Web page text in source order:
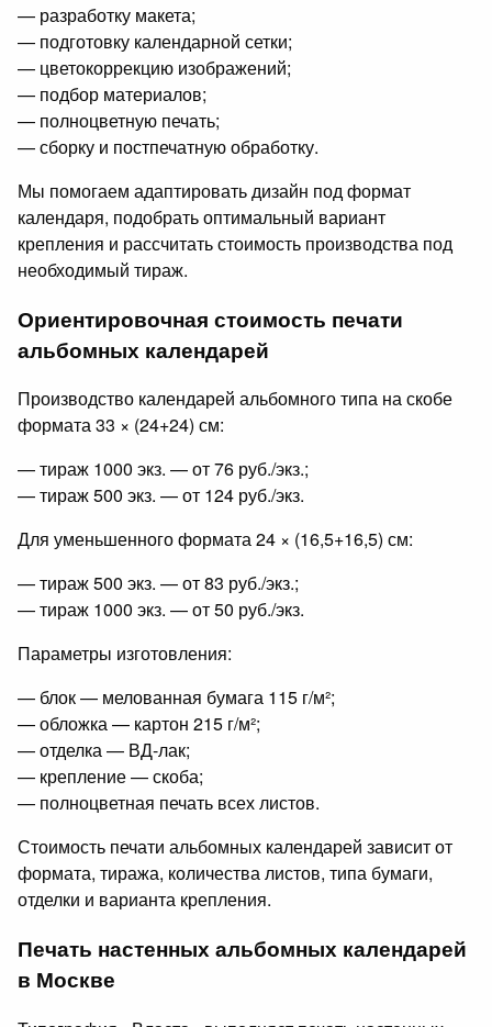
— разработку макета;
— подготовку календарной сетки;
— цветокоррекцию изображений;
— подбор материалов;
— полноцветную печать;
— сборку и постпечатную обработку.
Мы помогаем адаптировать дизайн под формат
календаря, подобрать оптимальный вариант
крепления и рассчитать стоимость производства под
необходимый тираж.
Ориентировочная стоимость печати
альбомных календарей
Производство календарей альбомного типа на скобе
формата 33 × (24+24) см:
— тираж 1000 экз. — от 76 руб./экз.;
— тираж 500 экз. — от 124 руб./экз.
Для уменьшенного формата 24 × (16,5+16,5) см:
— тираж 500 экз. — от 83 руб./экз.;
— тираж 1000 экз. — от 50 руб./экз.
Параметры изготовления:
— блок — мелованная бумага 115 г/м²;
— обложка — картон 215 г/м²;
— отделка — ВД-лак;
— крепление — скоба;
— полноцветная печать всех листов.
Стоимость печати альбомных календарей зависит от
формата, тиража, количества листов, типа бумаги,
отделки и варианта крепления.
Печать настенных альбомных календарей
в Москве